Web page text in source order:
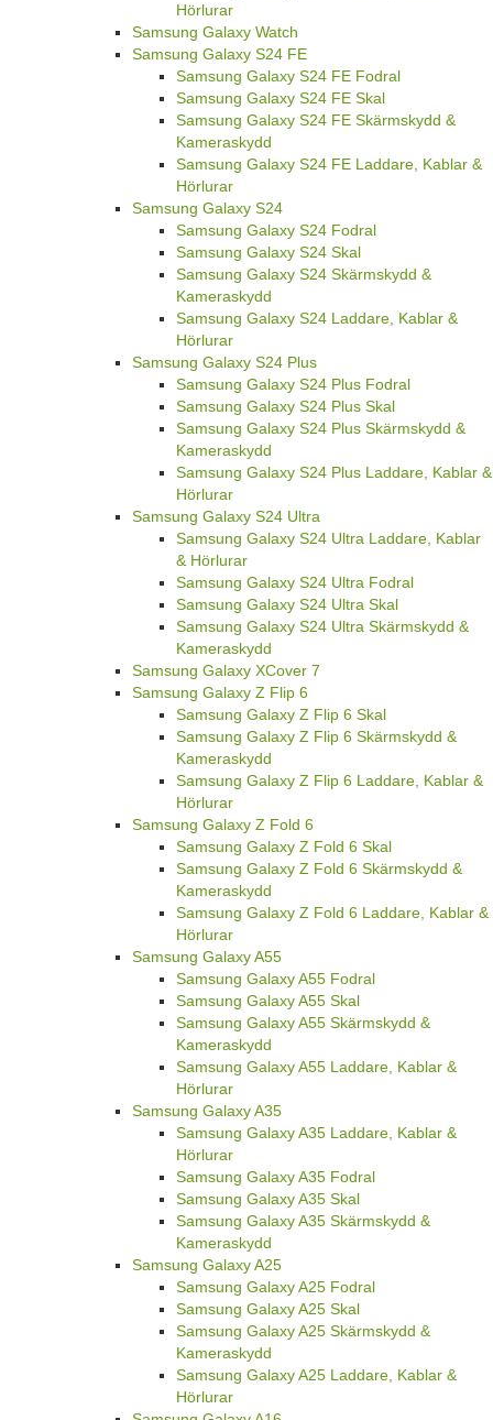
Hörlurar
Samsung Galaxy Watch
Samsung Galaxy S24 FE
Samsung Galaxy S24 FE Fodral
Samsung Galaxy S24 FE Skal
Samsung Galaxy S24 FE Skärmskydd &
Kameraskydd
Samsung Galaxy S24 FE Laddare, Kablar &
Hörlurar
Samsung Galaxy S24
Samsung Galaxy S24 Fodral
Samsung Galaxy S24 Skal
Samsung Galaxy S24 Skärmskydd &
Kameraskydd
Samsung Galaxy S24 Laddare, Kablar &
Hörlurar
Samsung Galaxy S24 Plus
Samsung Galaxy S24 Plus Fodral
Samsung Galaxy S24 Plus Skal
Samsung Galaxy S24 Plus Skärmskydd &
Kameraskydd
Samsung Galaxy S24 Plus Laddare, Kablar &
Hörlurar
Samsung Galaxy S24 Ultra
Samsung Galaxy S24 Ultra Laddare, Kablar
& Hörlurar
Samsung Galaxy S24 Ultra Fodral
Samsung Galaxy S24 Ultra Skal
Samsung Galaxy S24 Ultra Skärmskydd &
Kameraskydd
Samsung Galaxy XCover 7
Samsung Galaxy Z Flip 6
Samsung Galaxy Z Flip 6 Skal
Samsung Galaxy Z Flip 6 Skärmskydd &
Kameraskydd
Samsung Galaxy Z Flip 6 Laddare, Kablar &
Hörlurar
Samsung Galaxy Z Fold 6
Samsung Galaxy Z Fold 6 Skal
Samsung Galaxy Z Fold 6 Skärmskydd &
Kameraskydd
Samsung Galaxy Z Fold 6 Laddare, Kablar &
Hörlurar
Samsung Galaxy A55
Samsung Galaxy A55 Fodral
Samsung Galaxy A55 Skal
Samsung Galaxy A55 Skärmskydd &
Kameraskydd
Samsung Galaxy A55 Laddare, Kablar &
Hörlurar
Samsung Galaxy A35
Samsung Galaxy A35 Laddare, Kablar &
Hörlurar
Samsung Galaxy A35 Fodral
Samsung Galaxy A35 Skal
Samsung Galaxy A35 Skärmskydd &
Kameraskydd
Samsung Galaxy A25
Samsung Galaxy A25 Fodral
Samsung Galaxy A25 Skal
Samsung Galaxy A25 Skärmskydd &
Kameraskydd
Samsung Galaxy A25 Laddare, Kablar &
Hörlurar